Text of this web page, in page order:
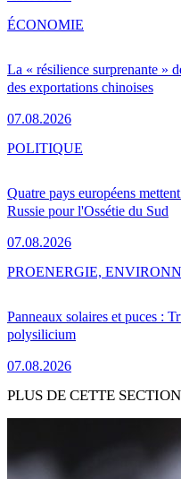
La « résilience surprenante »
des exportations chinoises
07.08.2026
ÉCONOMIE
Quatre pays européens
Russie pour l'Ossétie du Sud
07.08.2026
POLITIQUE
Panneaux solaires et puces :
polysilicium
07.08.2026
PROENERGIE,
PLUS DE CETTE SECTION